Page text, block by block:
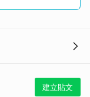
建立貼文